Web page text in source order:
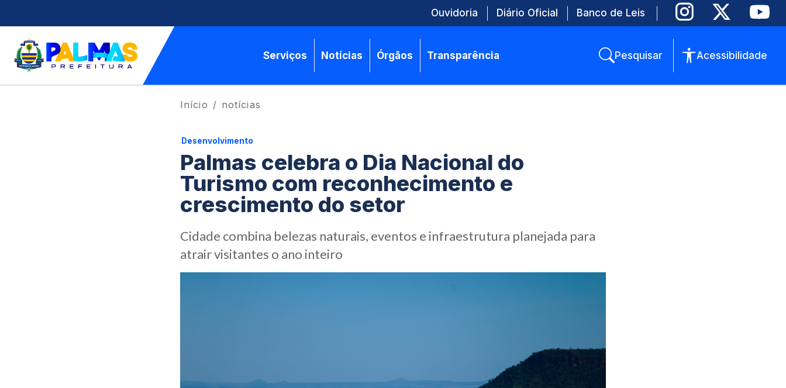
Ouvidoria Diário Oficial Banco de Leis
Serviços Notícias Órgãos Transparência Pesquisar Acessibilidade
Início notícias
Desenvolvimento
Palmas celebra o Dia Nacional do
Turismo com reconhecimento e
crescimento do setor
Cidade combina belezas naturais, eventos e infraestrutura planejada para
atrair visitantes o ano inteiro